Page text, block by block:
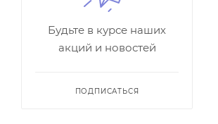
Будьте в курсе наших
акций и новостей
ПОДПИСАТЬСЯ